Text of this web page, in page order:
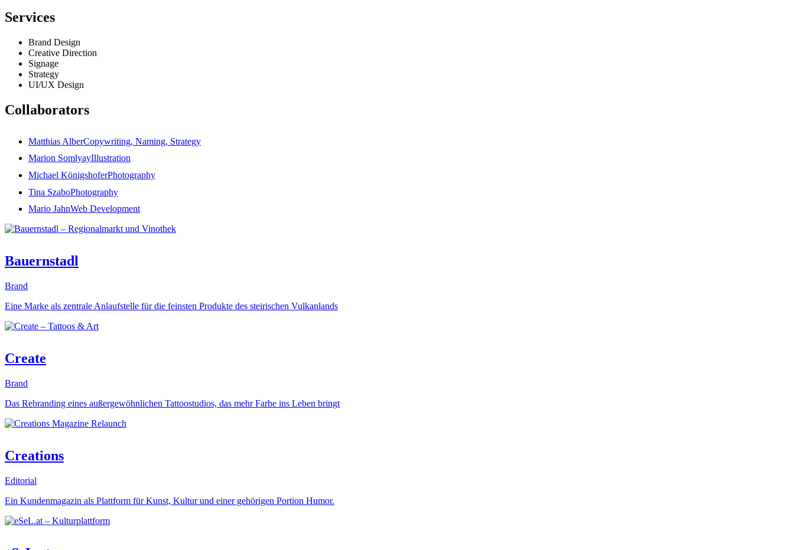
Services
Brand Design
Creative Direction
Signage
Strategy
UI/UX Design
Collaborators
Matthias AlberCopywriting, Naming, Strategy
Marion SomlyayIllustration
Michael KönigshoferPhotography
Tina SzaboPhotography
Mario JahnWeb Development
Bauernstadl
Brand
Eine Marke als zentrale Anlaufstelle für die feinsten Produkte des steirischen Vulkanlands
Create
Brand
Das Rebranding eines außergewöhnlichen Tattoostudios, das mehr Farbe ins Leben bringt
Creations
Editorial
Ein Kundenmagazin als Plattform für Kunst, Kultur und einer gehörigen Portion Humor.